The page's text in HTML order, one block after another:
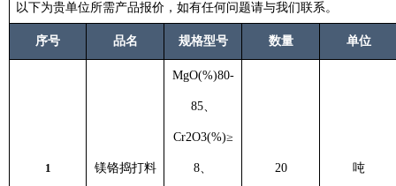
以下为贵单位所需产品报价，如有任何问题请与我们联系。
序号 品名 规格型号 数量 单位
1 镁铬捣打料
MgO(%)80-
85、
Cr2O3(%)≥
8、 20 吨